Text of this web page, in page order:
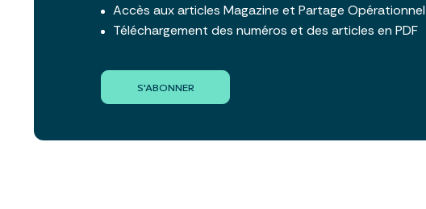
Accès aux articles Magazine et Partage Opérationnel
Téléchargement des numéros et des articles en PDF
S'ABONNER